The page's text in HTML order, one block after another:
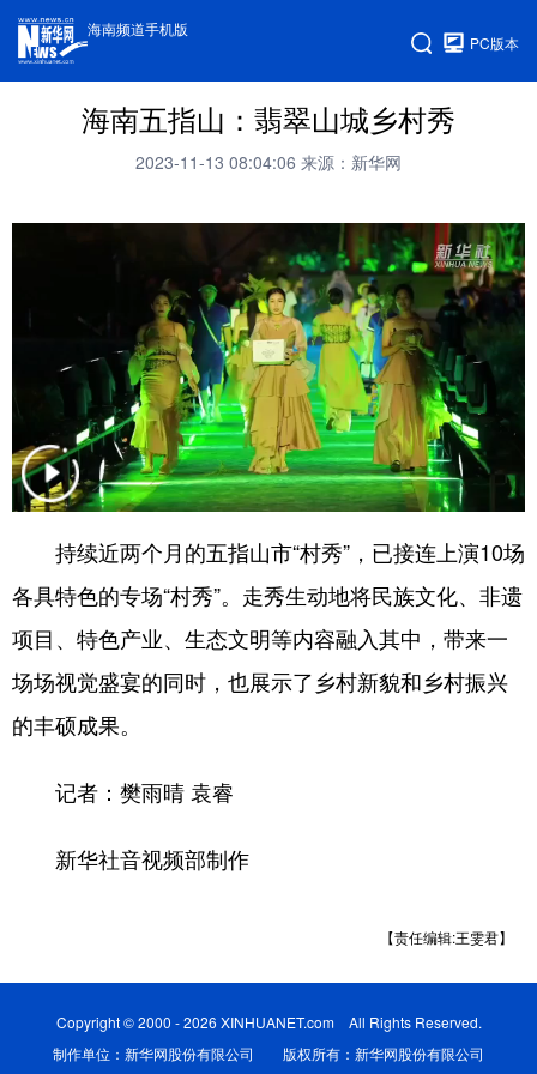
海南频道手机版
PC版本
海南五指山：翡翠山城乡村秀
2023-11-13 08:04:06 来源：新华网
持续近两个月的五指山市“村秀”，已接连上演10场
各具特色的专场“村秀”。走秀生动地将民族文化、非遗
项目、特色产业、生态文明等内容融入其中，带来一
场场视觉盛宴的同时，也展示了乡村新貌和乡村振兴
的丰硕成果。
记者：樊雨晴 袁睿
新华社音视频部制作
【责任编辑:王雯君】
Copyright © 2000 - 2026 XINHUANET.com All Rights Reserved.
制作单位：新华网股份有限公司 版权所有：新华网股份有限公司